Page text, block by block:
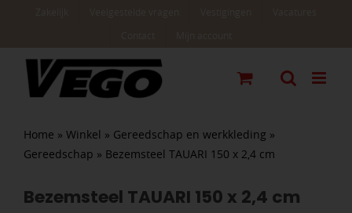
Home » Winkel » Gereedschap en werkkleding »
Gereedschap » Bezemsteel TAUARI 150 x 2,4 cm
Bezemsteel TAUARI 150 x 2,4 cm